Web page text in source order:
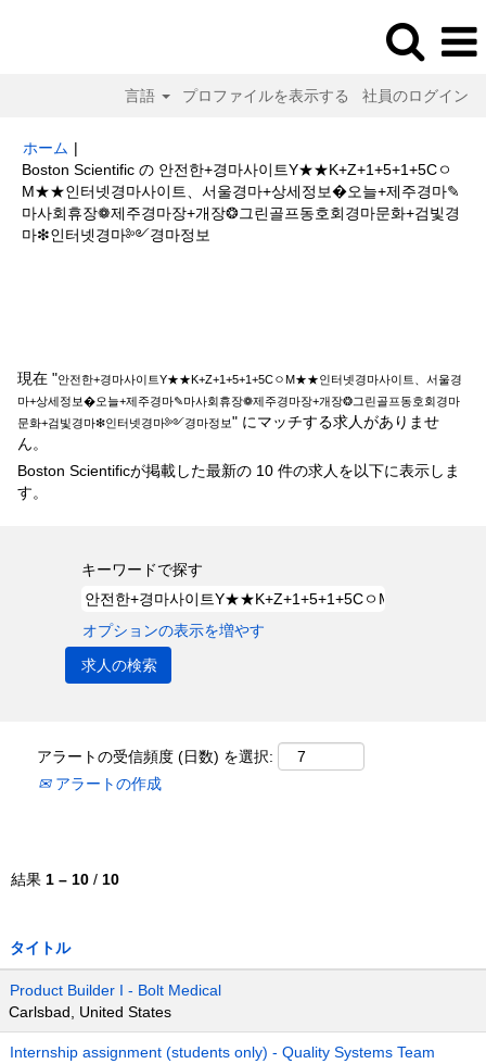
言語 プロファイルを表示する 社員のログイン
ホーム |
Boston Scientific の 안전한+경마사이트Y★★K+Z+1+5+1+5Cㅇ
M★★인터넷경마사이트、서울경마+상세정보�오늘+제주경마✎
마사회휴장❁제주경마장+개장❂그린골프동호회경마문화+검빛경
마❇인터넷경마༻경마정보
現在 "안전한+경마사이트Y★★K+Z+1+5+1+5CㅇM★★인터넷경마사이트、서울경
마+상세정보�오늘+제주경마✎마사회휴장❁제주경마장+개장❂그린골프동호회경마
문화+검빛경마❇인터넷경마༻경마정보" にマッチする求人がありませ
ん。
Boston Scientificが掲載した最新の 10 件の求人を以下に表示しま
す。
キーワードで探す
オプションの表示を増やす
アラートの受信頻度 (日数) を選択:
アラートの作成
結果 1 – 10 / 10
タイトル
Product Builder I - Bolt Medical
Carlsbad, United States
Internship assignment (students only) - Quality Systems Team